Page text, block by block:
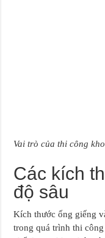
Vai trò của thi công
Các kích
độ sâu
Kích thước ống giếng
trong quá trình thi